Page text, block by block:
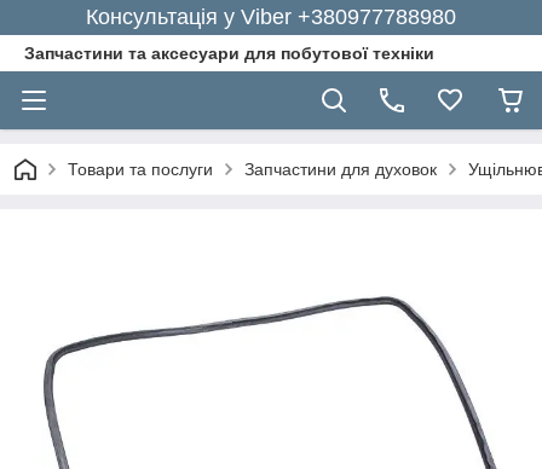
Консультація у Viber +380977788980
Запчастини та аксесуари для побутової техніки
Товари та послуги Запчастини для духовок